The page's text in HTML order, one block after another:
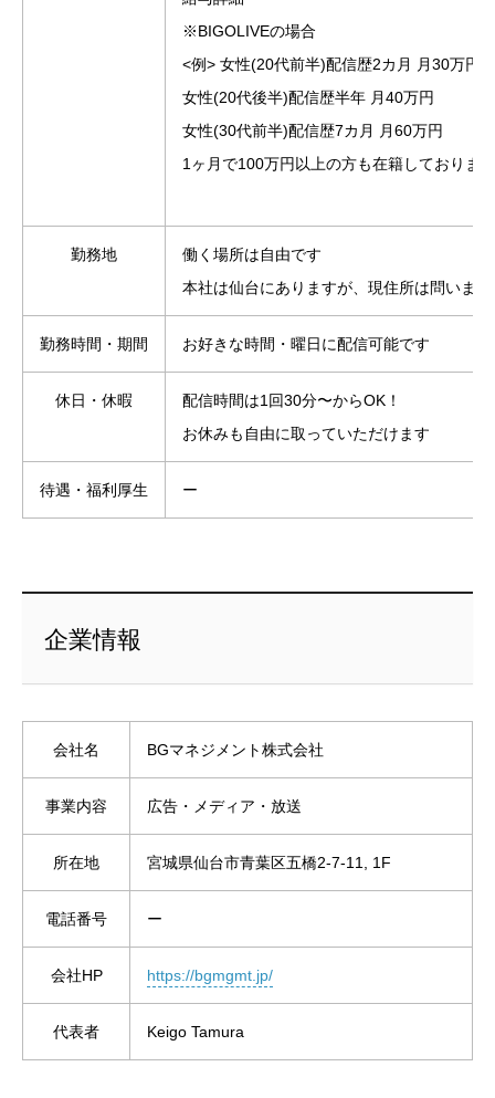
※BIGOLIVEの場合
<例> 女性(20代前半)配信歴2カ月 月30万円
女性(20代後半)配信歴半年 月40万円
女性(30代前半)配信歴7カ月 月60万円
1ヶ月で100万円以上の方も在籍しておりま
勤務地
働く場所は自由です
本社は仙台にありますが、現住所は問いませ
勤務時間・期間 お好きな時間・曜日に配信可能です
休日・休暇
配信時間は1回30分〜からOK！
お休みも自由に取っていただけます
待遇・福利厚生 ー
企業情報
会社名 BGマネジメント株式会社
事業内容 広告・メディア・放送
所在地 宮城県仙台市青葉区五橋2-7-11, 1F
電話番号 ー
会社HP https://bgmgmt.jp/
代表者 Keigo Tamura